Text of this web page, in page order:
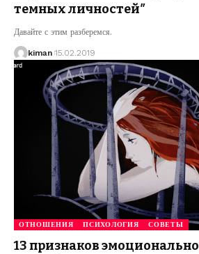
темных личностей″
Давайте с этим разберемся.
kiman 15.02.2019
ОТНОШЕНИЯ ПСИХОЛОГИЯ СОВЕТЫ
13 признаков эмоционально